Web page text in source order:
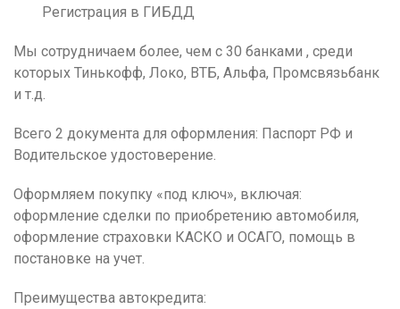
Регистрация в ГИБДД
Мы сотрудничаем более, чем с 30 банками , среди
которых Тинькофф, Локо, ВТБ, Альфа, Промсвязьбанк
и т.д.
Всего 2 документа для оформления: Паспорт РФ и
Водительское удостоверение.
Оформляем покупку «под ключ», включая:
оформление сделки по приобретению автомобиля,
оформление страховки КАСКО и ОСАГО, помощь в
постановке на учет.
Преимущества автокредита: